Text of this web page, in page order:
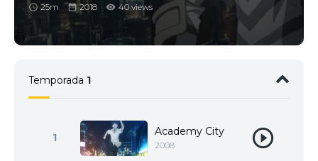
25m 2018 40 views
Temporada 1
1 Academy City
2008